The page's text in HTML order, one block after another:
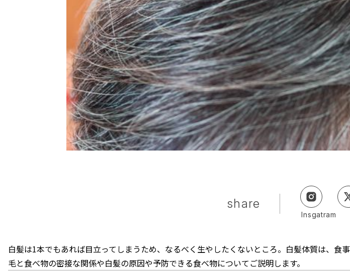
share
Insgatram
白髪は1本でもあれば目立ってしまうため、なるべく生やしたくないところ。白髪体質は、食
毛と食べ物の密接な関係や白髪の原因や予防できる食べ物についてご説明します。